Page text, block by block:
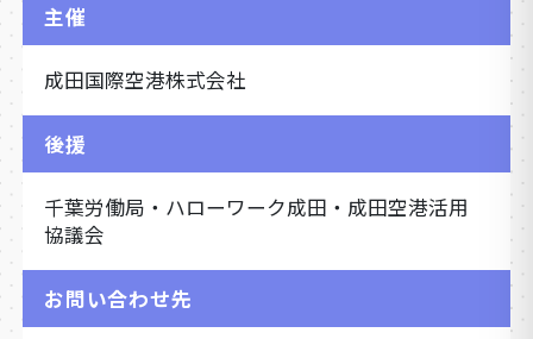
主催
成田国際空港株式会社
後援
千葉労働局・ハローワーク成田・成田空港活用
協議会
お問い合わせ先